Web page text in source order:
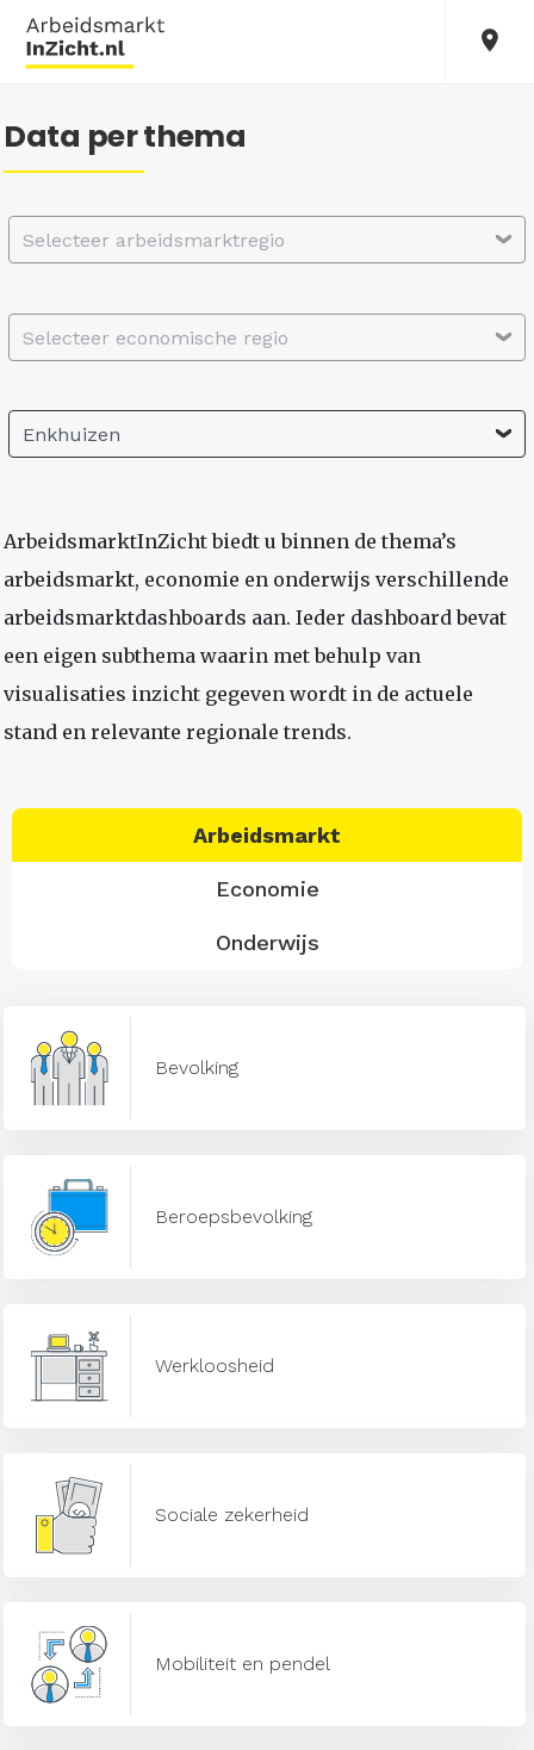
Data per thema
Selecteer arbeidsmarktregio
Selecteer economische regio
Enkhuizen
ArbeidsmarktInZicht biedt u binnen de thema’s
arbeidsmarkt, economie en onderwijs verschillende
arbeidsmarktdashboards aan. Ieder dashboard bevat
een eigen subthema waarin met behulp van
visualisaties inzicht gegeven wordt in de actuele
stand en relevante regionale trends.
Arbeidsmarkt
Economie
Onderwijs
Bevolking
Beroepsbevolking
Werkloosheid
Sociale zekerheid
Mobiliteit en pendel